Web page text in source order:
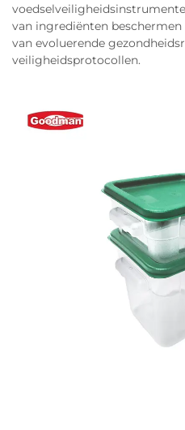
van ingrediënten
van evoluerende
veiligheidsprotocollen.